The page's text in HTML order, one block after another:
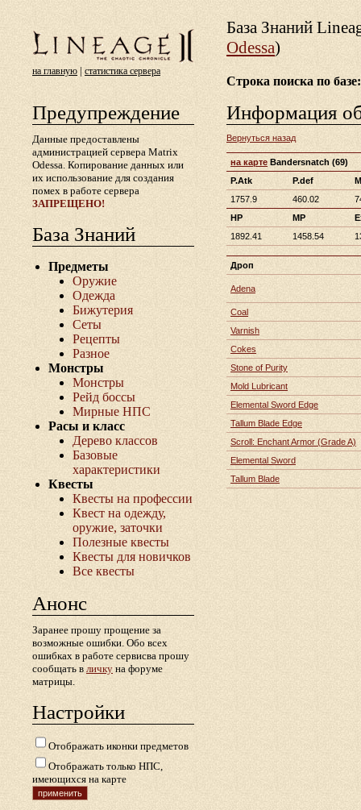
на главную | статистика сервера
База Знаний
Odessa)
Строка поиска по базе:
Предупреждение
Данные предоставлены
администрацией сервера Matrix
Odessa. Копирование данных или
их использование для создания
помех в работе сервера
ЗАПРЕЩЕНО!
База Знаний
Предметы
Оружие
Одежда
Бижутерия
Сеты
Рецепты
Разное
Монстры
Монстры
Рейд боссы
Мирные НПС
Расы и класс
Дерево классов
Базовые
характеристики
Квесты
Квесты на профессии
Квест на одежду,
оружие, заточки
Полезные квесты
Квесты для новичков
Все квесты
Анонс
Заранее прошу прощение за
возможные ошибки. Обо всех
ошибках в работе сервисва прошу
сообщать в личку на форуме
матрицы.
Настройки
Отображать иконки предметов
Отображать только НПС,
имеющихся на карте
Информация
Вернуться назад
на карте Bandersnatch (69)
P.Atk
P.def
1757.9
460.02
HP
MP
1892.41
1458.54
Дроп
Adena
Coal
Varnish
Cokes
Stone of Purity
Mold Lubricant
Elemental Sword Edge
Tallum Blade Edge
Scroll: Enchant Armor (Grade A)
Elemental Sword
Tallum Blade